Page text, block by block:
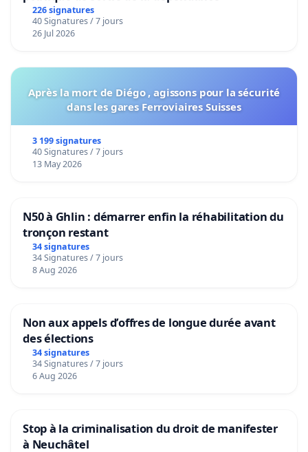
226 signatures
40 Signatures / 7 jours
26 Jul 2026
Après la mort de Diégo , agissons pour la sécurité
dans les gares Ferroviaires Suisses
3 199 signatures
40 Signatures / 7 jours
13 May 2026
N50 à Ghlin : démarrer enfin la réhabilitation du
tronçon restant
34 signatures
34 Signatures / 7 jours
8 Aug 2026
Non aux appels d’offres de longue durée avant
des élections
34 signatures
34 Signatures / 7 jours
6 Aug 2026
Stop à la criminalisation du droit de manifester
à Neuchâtel